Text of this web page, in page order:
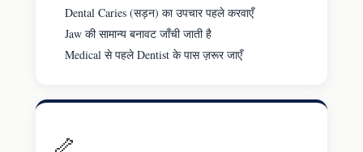
Dental Caries (सड़न) का उपचार पहले करवाएँ
Jaw की सामान्य बनावट जाँची जाती है
Medical से पहले Dentist के पास ज़रूर जाएँ